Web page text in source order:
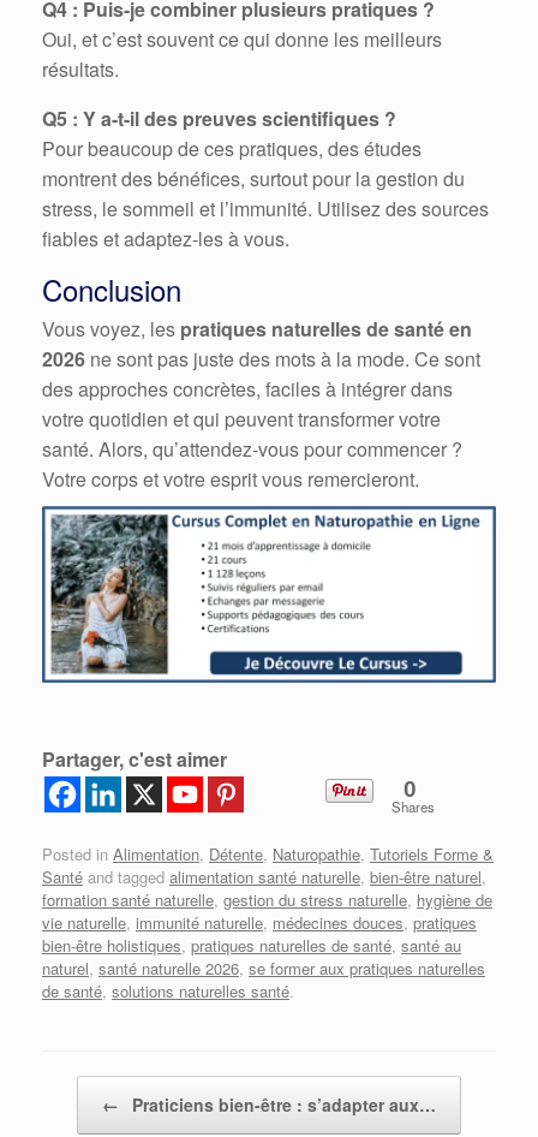
Q4 : Puis-je combiner plusieurs pratiques ?
Oui, et c’est souvent ce qui donne les meilleurs
résultats.
Q5 : Y a-t-il des preuves scientifiques ?
Pour beaucoup de ces pratiques, des études
montrent des bénéfices, surtout pour la gestion du
stress, le sommeil et l’immunité. Utilisez des sources
fiables et adaptez-les à vous.
Conclusion
Vous voyez, les pratiques naturelles de santé en
2026 ne sont pas juste des mots à la mode. Ce sont
des approches concrètes, faciles à intégrer dans
votre quotidien et qui peuvent transformer votre
santé. Alors, qu’attendez-vous pour commencer ?
Votre corps et votre esprit vous remercieront.
Partager, c'est aimer
0
Shares
Posted in Alimentation, Détente, Naturopathie, Tutoriels Forme &
Santé and tagged alimentation santé naturelle, bien-être naturel,
formation santé naturelle, gestion du stress naturelle, hygiène de
vie naturelle, immunité naturelle, médecines douces, pratiques
bien-être holistiques, pratiques naturelles de santé, santé au
naturel, santé naturelle 2026, se former aux pratiques naturelles
de santé, solutions naturelles santé.
Post navigation
← Praticiens bien-être : s’adapter aux…